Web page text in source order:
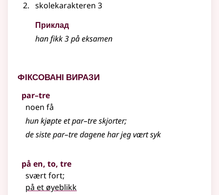
skolekarakteren 3
Приклад
han fikk 3 på eksamen
Фіксовані вирази
par–tre
noen få
hun kjøpte et par–tre skjorter;
de siste par–tre dagene har jeg vært syk
på en, to, tre
svært fort;
på et øyeblikk